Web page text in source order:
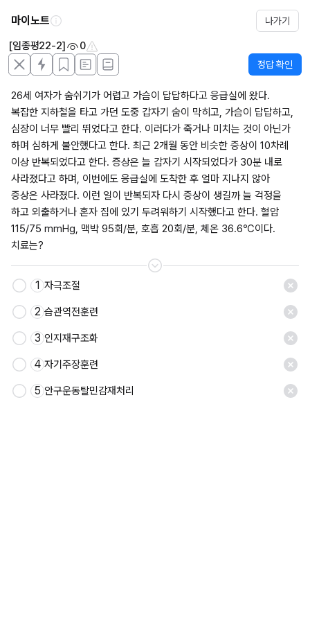
마이노트 나가기
[임종평22-2] 0
정답 확인
26세 여자가 숨쉬기가 어렵고 가슴이 답답하다고 응급실에 왔다.
복잡한 지하철을 타고 가던 도중 갑자기 숨이 막히고, 가슴이 답답하고,
심장이 너무 빨리 뛰었다고 한다. 이러다가 죽거나 미치는 것이 아닌가
하며 심하게 불안했다고 한다. 최근 2개월 동안 비슷한 증상이 10차례
이상 반복되었다고 한다. 증상은 늘 갑자기 시작되었다가 30분 내로
사라졌다고 하며, 이번에도 응급실에 도착한 후 얼마 지나지 않아
증상은 사라졌다. 이런 일이 반복되자 다시 증상이 생길까 늘 걱정을
하고 외출하거나 혼자 집에 있기 두려워하기 시작했다고 한다. 혈압
115/75 mmHg, 맥박 95회/분, 호흡 20회/분, 체온 36.6℃이다.
치료는?
1 자극조절
2 습관역전훈련
3 인지재구조화
4 자기주장훈련
5 안구운동탈민감재처리